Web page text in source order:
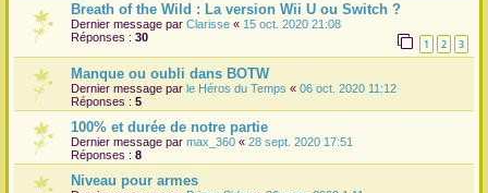
Breath of the Wild : La version Wii U ou Switch ?
Dernier message par Clarisse « 15 oct. 2020 21:08
Réponses : 30 1 2 3
Manque ou oubli dans BOTW
Dernier message par le Héros du Temps « 06 oct. 2020 11:12
Réponses : 5
100% et durée de notre partie
Dernier message par max_360 « 28 sept. 2020 17:51
Réponses : 8
Niveau pour armes